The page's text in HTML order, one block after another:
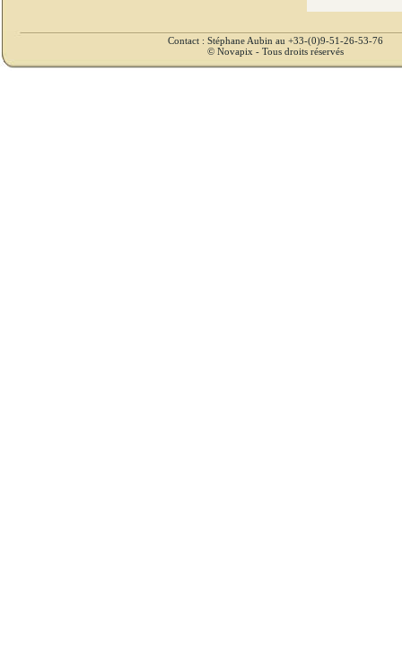
Contact : Stéphane Aubin au +33-(0)9-51-26-53-76
© Novapix - Tous droits réservés